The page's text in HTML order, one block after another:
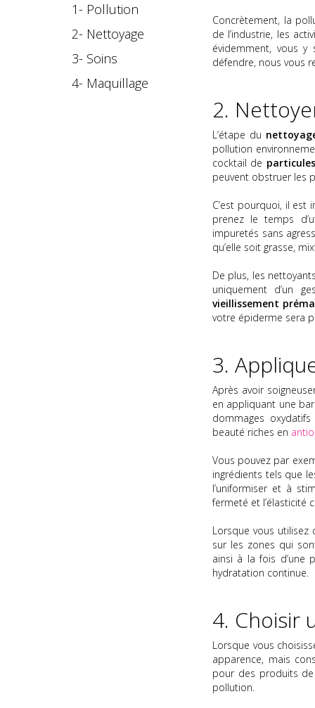
1- Pollution
2- Nettoyage
3- Soins
4- Maquillage
Concrètement, la
de l’industrie, les
évidemment, vous
défendre, nous vous
2.
L’étape du
pollution
cocktail de
peuvent obstruer les
C’est pourquoi, il
prenez le temps
impuretés sans
qu’elle soit grasse,
De plus, les
uniquement d’un
vieillissement
votre épiderme sera
3.
Après avoir
en appliquant une
dommages
beauté riches en
Vous pouvez par
ingrédients tels que
l’uniformiser et à
fermeté et l’élasticité
Lorsque vous utilisez
sur les zones qui
ainsi à la fois d’une
hydratation continue.
4. Choisir
Lorsque vous
apparence, mais
pour des produits
pollution.